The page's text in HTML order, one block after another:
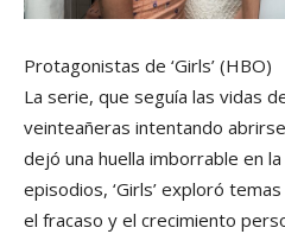
Protagonistas de ‘Girls’ (HBO)
La serie, que seguía las vidas
veinteañeras intentando
dejó una huella imborrable en
episodios, ‘Girls’ exploró
el fracaso y el crecimiento